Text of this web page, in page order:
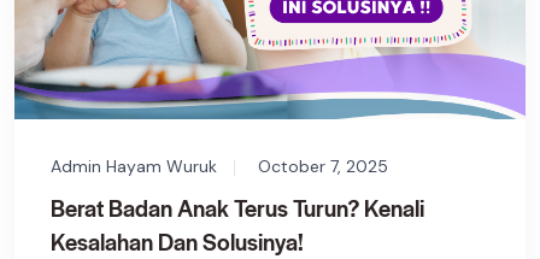
Admin Hayam Wuruk October 7, 2025
Berat Badan Anak Terus Turun? Kenali
Kesalahan Dan Solusinya!